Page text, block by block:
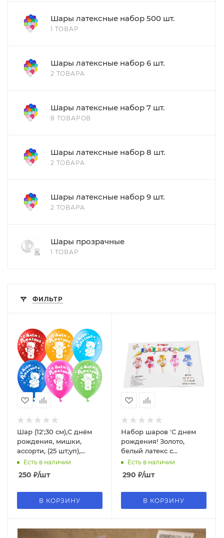
Шары латексные набор 500 шт.
1 ТОВАР
Шары латексные набор 6 шт.
2 ТОВАРА
Шары латексные набор 7 шт.
8 ТОВАРОВ
Шары латексные набор 8 шт.
2 ТОВАРА
Шары латексные набор 9 шт.
2 ТОВАРА
Шары прозрачные
1 ТОВАР
ФИЛЬТР
Шар (12';30 см),С днём
рождения, мишки,
ассорти, (25 шт;уп),
612713-25
Есть в наличии
250 ₽/шт
В КОРЗИНУ
Набор шаров 'С днем
рождения! Золото,
белый латекс с
конфетти + 1 фольга', 9
шт. в наборе, 0842
Есть в наличии
290 ₽/шт
В КОРЗИНУ